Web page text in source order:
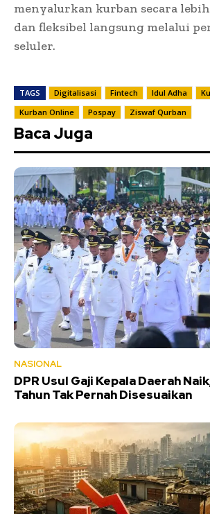
menyalurkan kurban secara
dan fleksibel langsung melalui
seluler.
TAGS Digitalisasi Fintech Idul Adha
Kurban Online
Pospay Ziswaf Qurban
Baca Juga
NASIONAL
DPR Usul Gaji Kepala Daerah
Tahun Tak Pernah Disesuaikan